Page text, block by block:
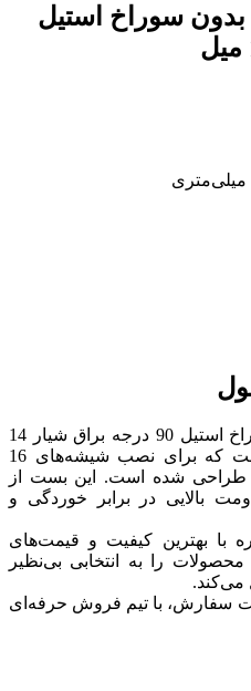
سوراخ استیل
بست شیشه به شیشه بدون سوراخ استیل 90 درجه براق شیار 14
میل، محصولی مقاوم و زیبا است که برای نصب شیشه‌های 16
در اتصالات 90 درجه طراحی شده است. این بست از
بالایی در برابر خوردگی و
با بهترین کیفیت و قیمت‌های
را به انتخابی بی‌نظیر
می‌کند.
سفارش، با تیم فروش حرفه‌ای